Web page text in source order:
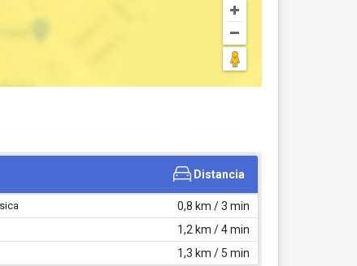
Distancia
0,8 km / 3 min
1,2 km / 4 min
1,3 km / 5 min